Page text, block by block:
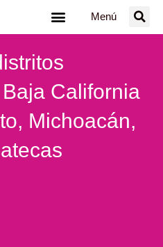
Menú
California
Michoacán,